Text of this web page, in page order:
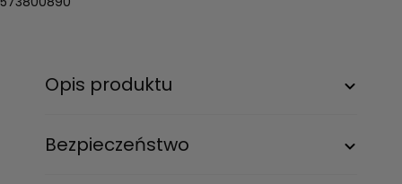
Opis produktu
Bezpieczeństwo